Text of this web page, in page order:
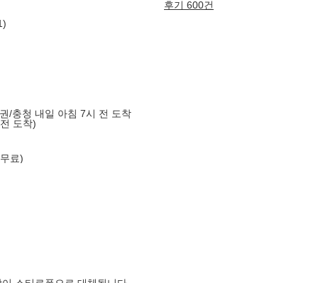
후기 600건
/충청 내일 아침 7시 전 도착
도착)
료)